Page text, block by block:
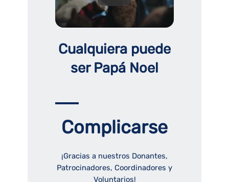
Cualquiera puede
ser Papá Noel
Complicarse
¡Gracias a nuestros Donantes,
Patrocinadores, Coordinadores y
Voluntarios!